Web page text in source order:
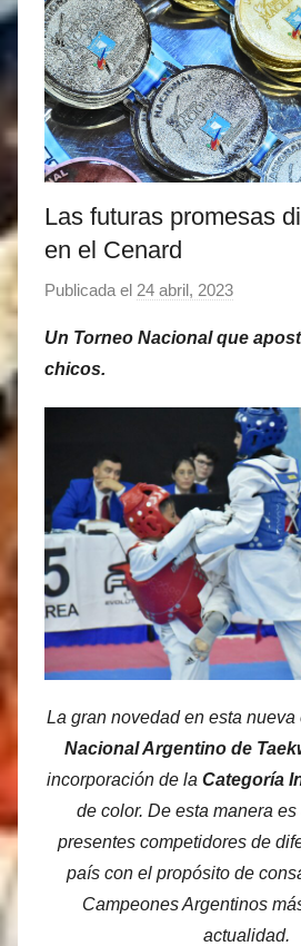
Las futuras promesas
en el Cenard
Publicada el 24 abril, 2023
r
a
t
í
a
s
M
r
t
i
e
z
Un Torneo Nacional que
chicos.
La gran novedad en esta
Nacional Argentino de
incorporación de la Categoría
de color. De esta manera
presentes competidores de
país con el propósito de
Campeones Argentinos
actualidad.